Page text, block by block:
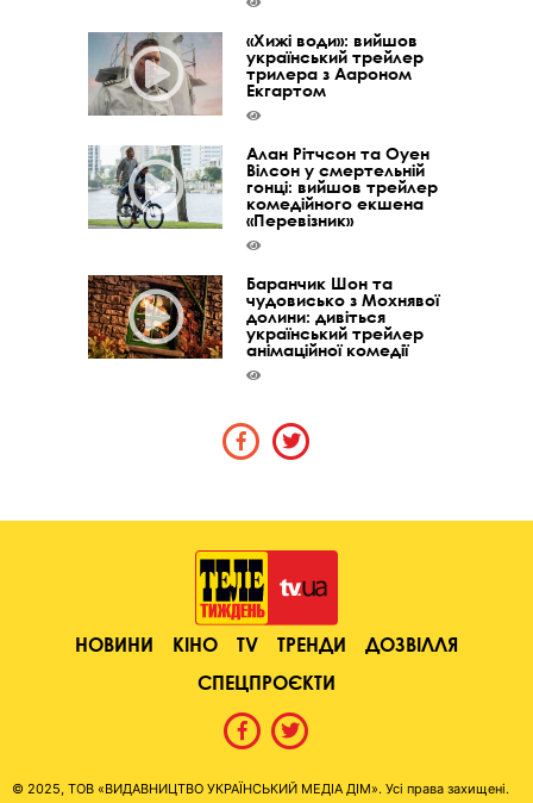
«Хижі води»: вийшов
український трейлер
трилера з Аароном
Екгартом
Алан Рітчсон та Оуен
Вілсон у смертельній
гонці: вийшов трейлер
комедійного екшена
«Перевізник»
Баранчик Шон та
чудовисько з Мохнявої
долини: дивіться
український трейлер
анімаційної комедії
НОВИНИ КІНО TV ТРЕНДИ
ДОЗВІЛЛЯ
СПЕЦПРОЄКТИ
© 2025, ТОВ «ВИДАВНИЦТВО УКРАЇНСЬКИЙ МЕДІА ДІМ». Усі права захищені.